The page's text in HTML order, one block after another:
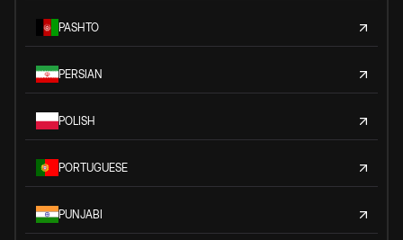
PASHTO
PERSIAN
POLISH
PORTUGUESE
PUNJABI